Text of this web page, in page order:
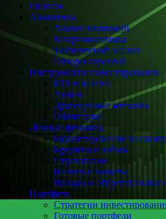
Главная
Аналитика
Анализ компаний
Макроэкономика
Технический анализ
Обзоры отраслей
Инструменты инвестирования
ETF и БПИФ
Акции
Драгоценные металлы
Облигации
Личные финансы
Бюджетирование и
Кредиты и займы
Страхование
Налоги и вычеты
Вклады и сберегательные
Портфель
Стратегии
Готовые портфели